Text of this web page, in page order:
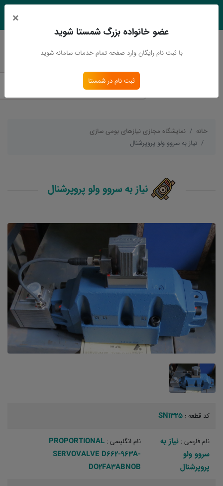
ورود
خانه
نمایشگاه مجازی نیازهای بومی سازی
نیاز به سروو ولو پروپرشنال
نیاز به سروو ولو پروپرشنال
کد قطعه : SN1325
نام فارسی : نیاز به
سروو ولو
پروپرشنال
نام انگلیسی : PROPORTIONAL
SERVOVALVE D662-963A-
DO2FA3ABNOB
×
عضو خانواده بزرگ شمستا شوید
با ثبت نام رایگان وارد صفحه تمام خدمات سامانه شوید
ثبت نام در شمستا